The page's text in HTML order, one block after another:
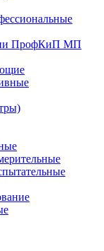
ПрофКиП МП